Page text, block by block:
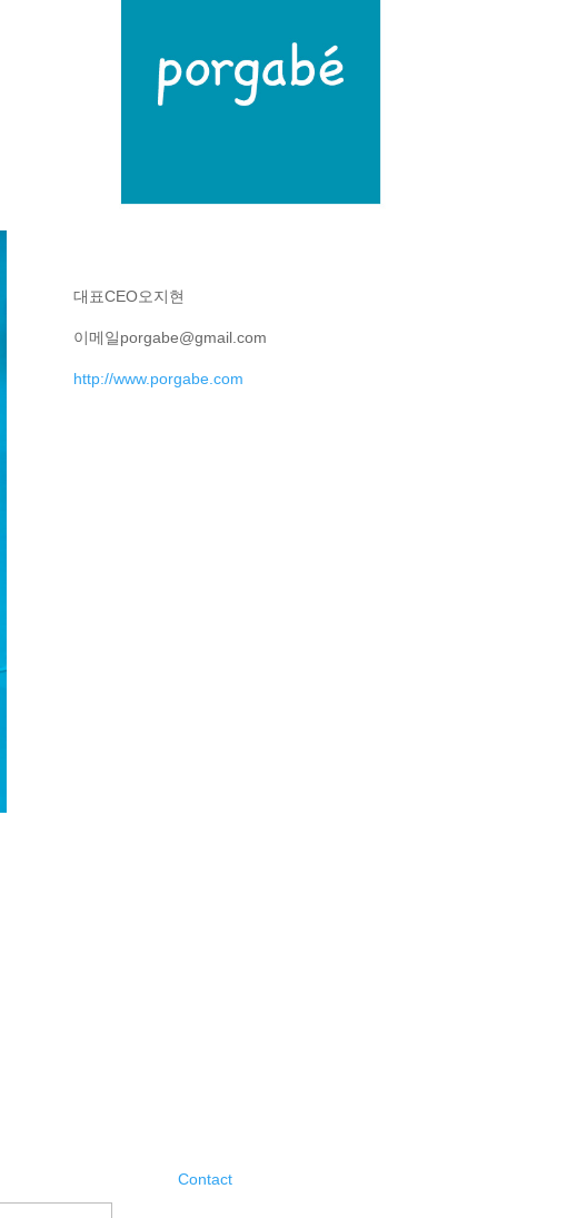
대표CEO오지현
이메일porgabe@gmail.com
http://www.porgabe.com
Contact